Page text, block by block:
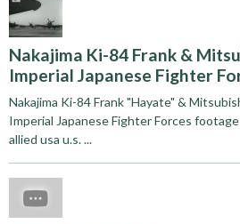
Nakajima Ki-84 Frank &
Imperial Japanese Fighter
Nakajima Ki-84 Frank "Hayate" &
Imperial Japanese Fighter Forces
allied usa u.s. ...